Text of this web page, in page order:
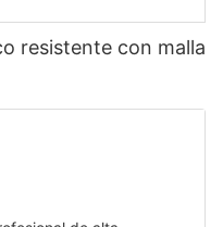
resistente con malla